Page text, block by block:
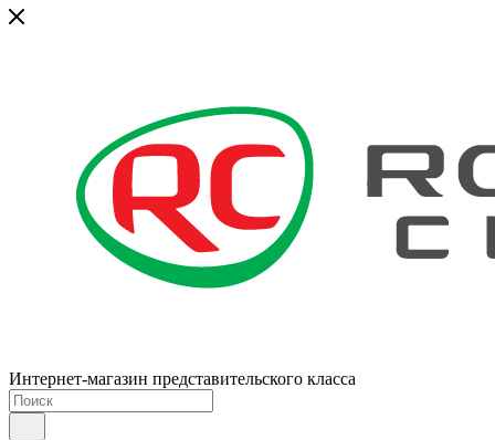
Интернет-магазин представительского класса